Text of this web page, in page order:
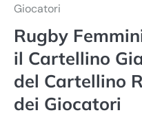
Giocatori
Rugby
il Cartellino
del Cartellino
dei Giocatori